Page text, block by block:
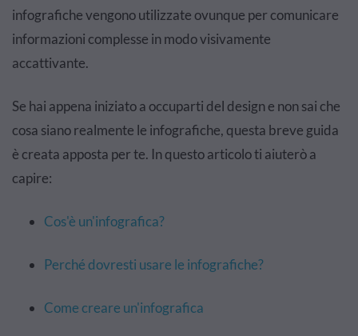
infografiche vengono utilizzate ovunque per comunicare
informazioni complesse in modo visivamente
accattivante.
Se hai appena iniziato a occuparti del design e non sai che
cosa siano realmente le infografiche, questa breve guida
è creata apposta per te. In questo articolo ti aiuterò a
capire:
Cos'è un'infografica?
Perché dovresti usare le infografiche?
Come creare un'infografica